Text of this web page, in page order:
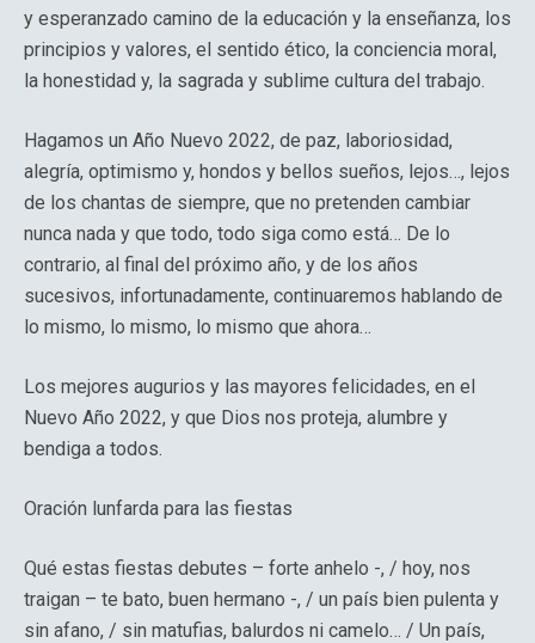
y esperanzado camino de la educación y la enseñanza, los
principios y valores, el sentido ético, la conciencia moral,
la honestidad y, la sagrada y sublime cultura del trabajo.
Hagamos un Año Nuevo 2022, de paz, laboriosidad,
alegría, optimismo y, hondos y bellos sueños, lejos…, lejos
de los chantas de siempre, que no pretenden cambiar
nunca nada y que todo, todo siga como está… De lo
contrario, al final del próximo año, y de los años
sucesivos, infortunadamente, continuaremos hablando de
lo mismo, lo mismo, lo mismo que ahora…
Los mejores augurios y las mayores felicidades, en el
Nuevo Año 2022, y que Dios nos proteja, alumbre y
bendiga a todos.
Oración lunfarda para las fiestas
Qué estas fiestas debutes – forte anhelo -, / hoy, nos
traigan – te bato, buen hermano -, / un país bien pulenta y
sin afano, / sin matufias, balurdos ni camelo… / Un país,